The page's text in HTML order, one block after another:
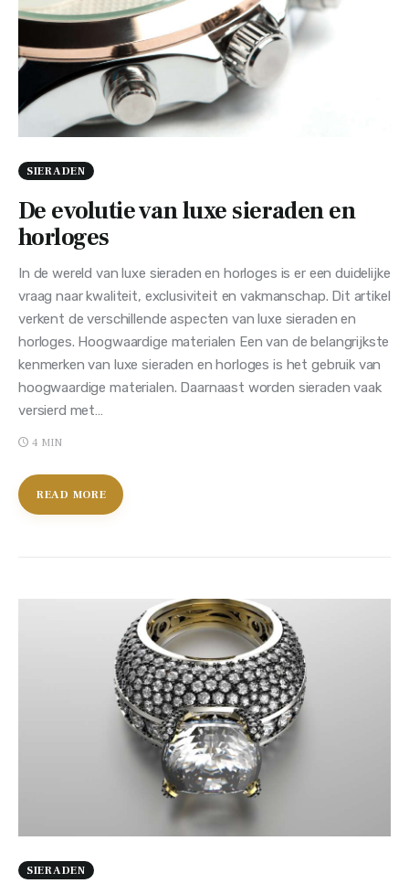
SIERADEN
De evolutie van luxe sieraden en
horloges
In de wereld van luxe sieraden en horloges is er een duidelijke
vraag naar kwaliteit, exclusiviteit en vakmanschap. Dit artikel
verkent de verschillende aspecten van luxe sieraden en
horloges. Hoogwaardige materialen Een van de belangrijkste
kenmerken van luxe sieraden en horloges is het gebruik van
hoogwaardige materialen. Daarnaast worden sieraden vaak
versierd met…
4 MIN
READ MORE
SIERADEN